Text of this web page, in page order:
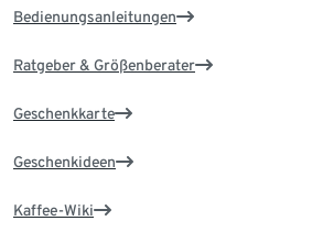
Bedienungsanleitungen
Ratgeber & Größenberater
Geschenkkarte
Geschenkideen
Kaffee-Wiki